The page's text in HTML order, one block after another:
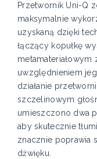
Przetwornik Uni-Q
maksymalnie
uzyskaną dzięki
łączący kopułkę
metamateriałowym
uwzględnieniem
działanie
szczelinowym
umieszczono dwa
aby skutecznie
znacznie poprawia
dźwięku.